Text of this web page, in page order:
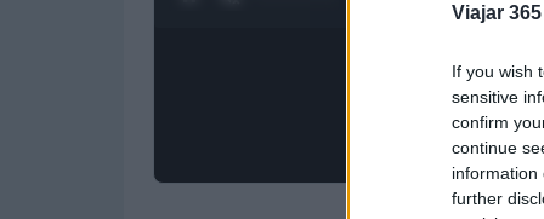
Viajar 365
If you wish
sensitive
confirm
continue
information
further